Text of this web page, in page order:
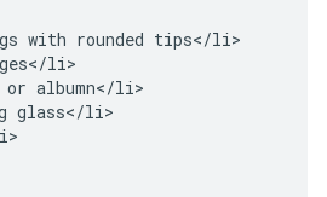
with rounded tips</li>
li>
or albumn</li>
glass</li>